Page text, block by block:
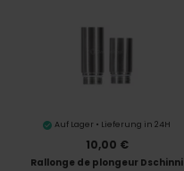
Auf Lager • Lieferung in 24H
10,00 €
Rallonge de plongeur Dschinni